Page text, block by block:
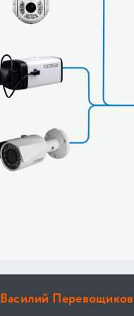
Василий Перевощиков